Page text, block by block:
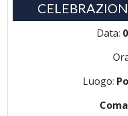
Data:
Luogo: